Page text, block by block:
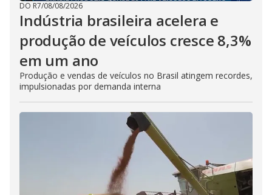
DO R7/08/08/2026
Indústria brasileira acelera e
produção de veículos cresce 8,3%
em um ano
Produção e vendas de veículos no Brasil atingem recordes,
impulsionadas por demanda interna